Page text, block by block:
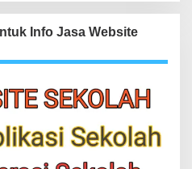
Info Jasa Website